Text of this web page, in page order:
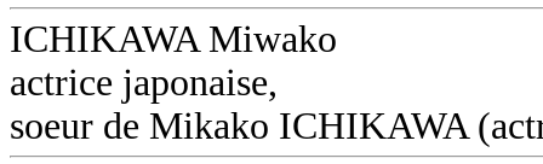
ICHIKAWA Miwako
actrice japonaise,
soeur de Mikako ICHIKAWA